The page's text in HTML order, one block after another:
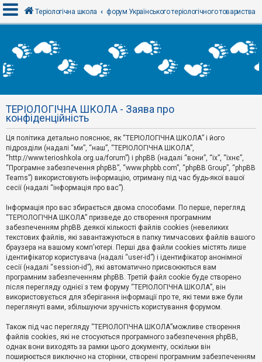
х
і
Р
е
с
т
р
а
ц
і
я
Т
е
м
и
б
е
з
в
і
д
о
і
д
е
й
Теріологічна школа форум Українського теріологічного товариства
ТЕРІОЛОГІЧНА ШКОЛА - Заява про
конфіденційність
Ця політика детально пояснює, як “ТЕРІОЛОГІЧНА ШКОЛА” і його
підрозділи (надалі “ми”, “наш”, “ТЕРІОЛОГІЧНА ШКОЛА”,
“http://www.terioshkola.org.ua/forum”) і phpBB (надалі “вони”, “їх”, “їхнє”,
“Програмне забезпечення phpBB”, “www.phpbb.com”, “phpBB Group”, “phpBB
Teams”) використовують інформацію, отриману під час будь-якої вашої
сесії (надалі “інформація про вас”).
Інформація про вас збирається двома способами. По перше, перегляд
“ТЕРІОЛОГІЧНА ШКОЛА” призведе до створення програмним
забезпеченням phpBB деякої кількості файлів cookies (невеликих
текстових файлів, які завантажуються в папку тимчасових файлів вашого
браузера на вашому комп'ютері. Перші два файли cookies містять лише
ідентифікатор користувача (надалі “user-id”) і ідентифікатор анонімної
сесії (надалі “session-id”), які автоматично присвоюються вам
програмним забезпеченням phpBB. Третій файл cookie буде створено
після перегляду однієї з тем форуму “ТЕРІОЛОГІЧНА ШКОЛА”, він
використовується для зберігання інформації про те, які теми вже були
переглянуті вами, збільшуючи зручність користування форумом.
Також під час перегляду “ТЕРІОЛОГІЧНА ШКОЛА”можливе створення
файлів cookies, які не стосуються програмного забезпечення phpBB,
однак вони виходять за рамки цього документу, оскільки він
поширюється виключно на сторінки, створені програмним забезпеченням